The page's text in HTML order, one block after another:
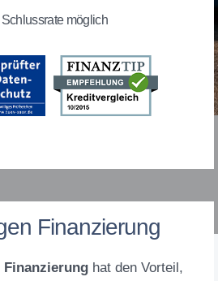
möglich
Finanzierung
Finanzierung hat den Vorteil,